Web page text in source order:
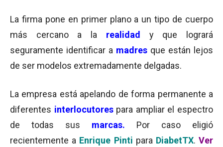
La firma pone en primer plano a un tipo de cuerpo
más cercano a la realidad
y que logrará
seguramente identificar a madres que están lejos
de ser modelos extremadamente delgadas.
La empresa está apelando de forma permanente a
diferentes interlocutorespara ampliar el espectro
de todas sus marcas. Por caso eligió
recientemente a Enrique Pinti para DiabetTX.Ver